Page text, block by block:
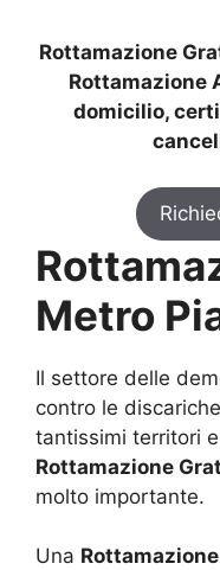
Rottamazione
Rottamazione
domicilio,
Metro
Il settore delle
contro le
tantissimi territori
Rottamazione
molto importante.
Una